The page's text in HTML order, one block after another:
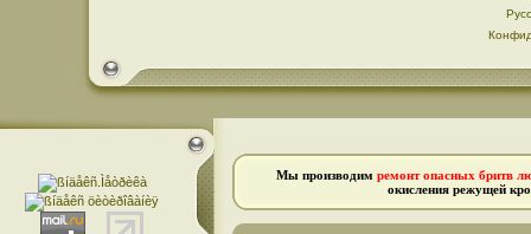
Мы производим ремонт опасных бритв
окисления режущей